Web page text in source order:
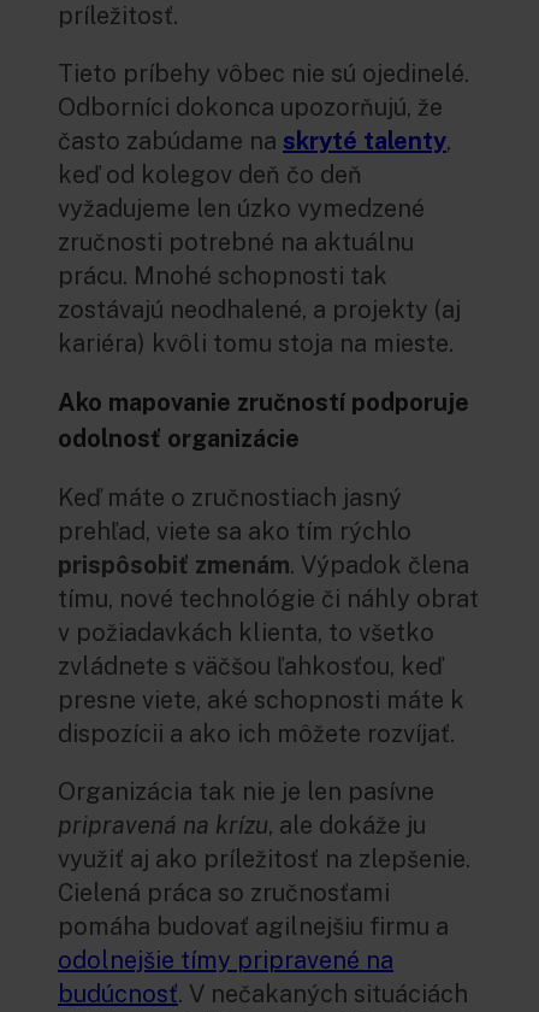
príležitosť.
Tieto príbehy vôbec nie sú ojedinelé.
Odborníci dokonca upozorňujú, že
často zabúdame na skryté talenty,
keď od kolegov deň čo deň
vyžadujeme len úzko vymedzené
zručnosti potrebné na aktuálnu
prácu. Mnohé schopnosti tak
zostávajú neodhalené, a projekty (aj
kariéra) kvôli tomu stoja na mieste.
Ako mapovanie zručností podporuje
odolnosť organizácie
Keď máte o zručnostiach jasný
prehľad, viete sa ako tím rýchlo
prispôsobiť zmenám. Výpadok člena
tímu, nové technológie či náhly obrat
v požiadavkách klienta, to všetko
zvládnete s väčšou ľahkosťou, keď
presne viete, aké schopnosti máte k
dispozícii a ako ich môžete rozvíjať.
Organizácia tak nie je len pasívne
pripravená na krízu, ale dokáže ju
využiť aj ako príležitosť na zlepšenie.
Cielená práca so zručnosťami
pomáha budovať agilnejšiu firmu a
odolnejšie tímy pripravené na
budúcnosť. V nečakaných situáciách